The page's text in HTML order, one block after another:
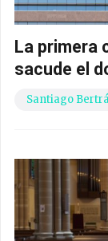
La primera
sacude el
Santiago